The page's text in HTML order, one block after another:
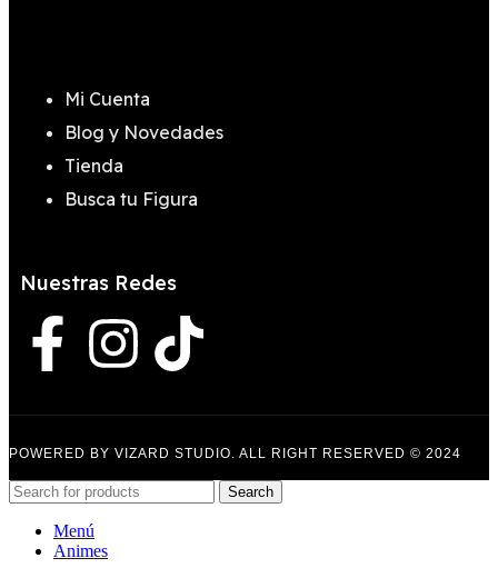
Mi Cuenta
Blog y Novedades
Tienda
Busca tu Figura
Nuestras Redes
POWERED BY VIZARD STUDIO. ALL RIGHT RESERVED © 2024
Search
Menú
Animes